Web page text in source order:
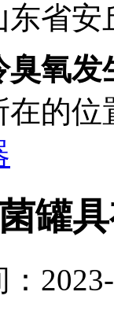
东省安
臭氧发
的位
罐
：